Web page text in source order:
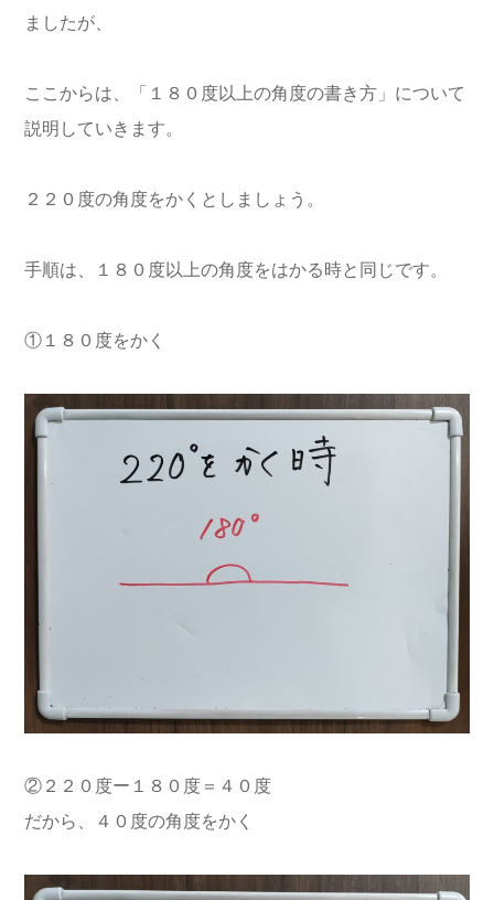
ましたが、
ここからは、「１８０度以上の角度の書き方」について
説明していきます。
２２０度の角度をかくとしましょう。
手順は、１８０度以上の角度をはかる時と同じです。
①１８０度をかく
②２２０度ー１８０度＝４０度
だから、４０度の角度をかく